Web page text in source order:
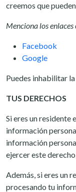
creemos que
Menciona los
Facebook
Google
Puedes inhabilitar
TUS DERECHOS
Si eres un residente
información
información
ejercer este
Además, si eres un
procesando tu